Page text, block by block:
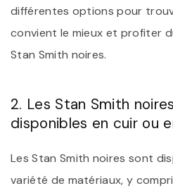
différentes options pour
convient le mieux et profiter
Stan Smith noires.
2. Les Stan Smith
disponibles en cuir ou
Les Stan Smith noires sont
variété de matériaux, y